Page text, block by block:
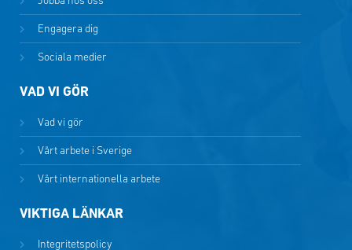
Engagera dig
Sociala medier
VAD VI GÖR
Vad vi gör
Vårt arbete i Sverige
Vårt internationella arbete
VIKTIGA LÄNKAR
Integritetspolicy